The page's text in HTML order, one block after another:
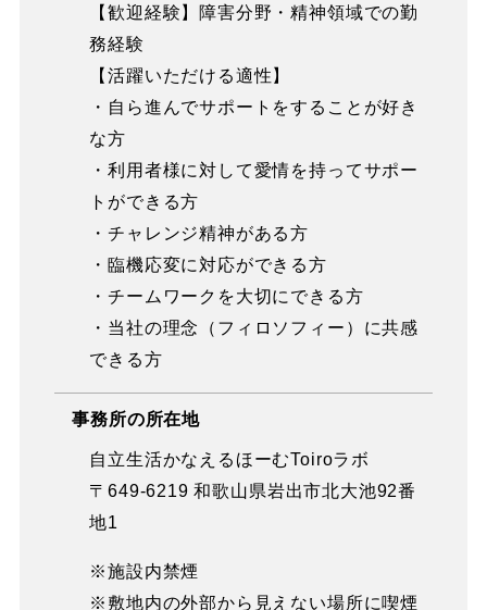
【歓迎経験】障害分野・精神領域での勤
務経験
【活躍いただける適性】
・自ら進んでサポートをすることが好き
な方
・利用者様に対して愛情を持ってサポー
トができる方
・チャレンジ精神がある方
・臨機応変に対応ができる方
・チームワークを大切にできる方
・当社の理念（フィロソフィー）に共感
できる方
事務所の所在地
自立生活かなえるほーむToiroラボ
〒649-6219 和歌山県岩出市北大池92番
地1
※施設内禁煙
※敷地内の外部から見えない場所に喫煙